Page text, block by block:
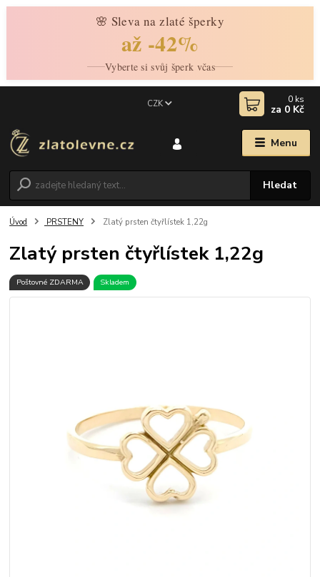
🌸 Sleva na zlaté šperky
až -42%
Vyberte si svůj šperk včas
Menu
CZK
Hledat
0 ks
za 0 Kč
Úvod PRSTENY Zlatý prsten čtyřlístek 1,22g
Zlatý prsten čtyřlístek 1,22g
Poštovné ZDARMA Skladem